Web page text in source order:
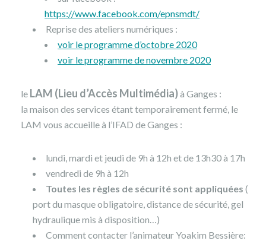
https://www.facebook.com/epnsmdt/
Reprise des ateliers numériques :
voir le programme d’octobre 2020
voir le programme de novembre 2020
le LAM (Lieu d’Accès Multimédia)à Ganges :
la maison des services étant temporairement fermé, le
LAM vous accueille à l’IFAD de Ganges :
lundi, mardi et jeudi de 9h à 12h et de 13h30 à 17h
vendredi de 9h à 12h
Toutes les règles de sécurité sont appliquées (
port du masque obligatoire, distance de sécurité, gel
hydraulique mis à disposition…)
Comment contacter l’animateur Yoakim Bessière: